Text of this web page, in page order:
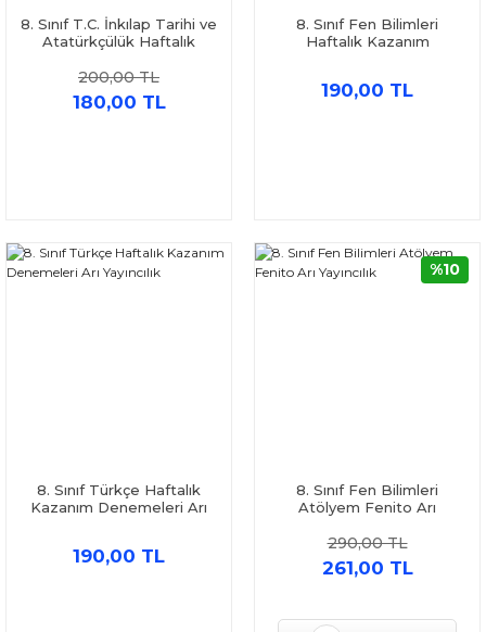
8. Sınıf T.C. İnkılap Tarihi ve
Atatürkçülük Haftalık
Yayıncılık
200,00 TL
180,00 TL
8. Sınıf Fen Bilimleri
Haftalık Kazanım
190,00 TL
8. Sınıf Türkçe Haftalık
Kazanım Denemeleri Arı
190,00 TL
8. Sınıf Fen Bilimleri
Atölyem Fenito Arı
290,00 TL
261,00 TL
%10